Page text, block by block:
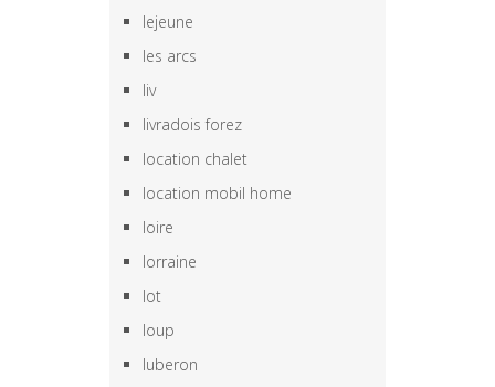
lejeune
les arcs
liv
livradois forez
location chalet
location mobil home
loire
lorraine
lot
loup
luberon